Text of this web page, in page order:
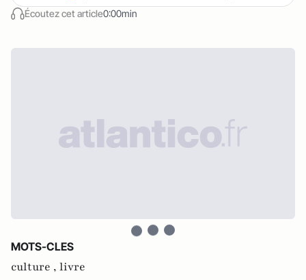
Écoutez cet article0:00min
MOTS-CLES
culture , livre